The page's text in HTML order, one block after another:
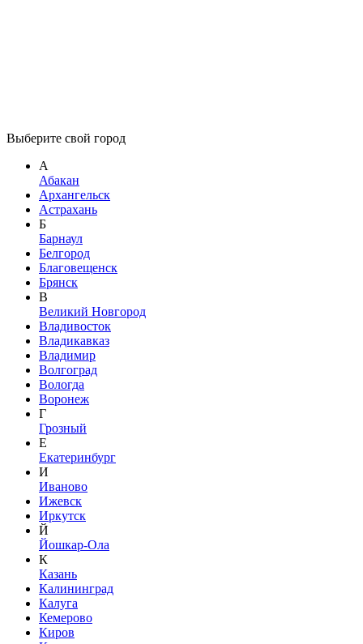
Выберите свой город
А
Абакан
Архангельск
Астрахань
Б
Барнаул
Белгород
Благовещенск
Брянск
В
Великий Новгород
Владивосток
Владикавказ
Владимир
Волгоград
Вологда
Воронеж
Г
Грозный
Е
Екатеринбург
И
Иваново
Ижевск
Иркутск
Й
Йошкар-Ола
К
Казань
Калининград
Калуга
Кемерово
Киров